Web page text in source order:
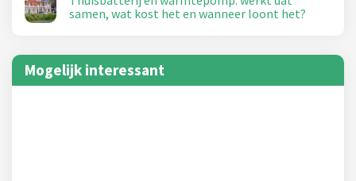
samen, wat kost het en wanneer loont het?
Mogelijk interessant